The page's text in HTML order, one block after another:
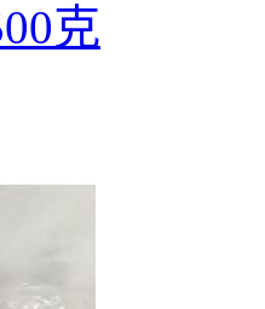
克